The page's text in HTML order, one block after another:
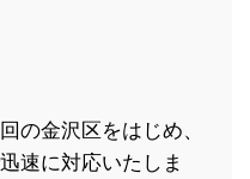
の金沢区をはじめ、
速に対応いたしま